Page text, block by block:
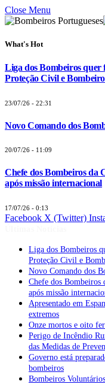
Close Menu
What's Hot
Liga dos Bombeiros quer
Proteção Civil e
23/07/26 - 22:31
Novo Comando dos
20/07/26 - 11:09
Chefe dos Bombeiros da
após missão internacional
17/07/26 - 0:13
Facebook X (Twitter)
Liga dos Bombeiros
Proteção Civil e
Novo Comando dos
Chefe dos
após missão
Apresentado em
extremos
Onze mortos e oito
Perigo de Incêndio
das Medidas de
Governo está
bombeiros
Bombeiros